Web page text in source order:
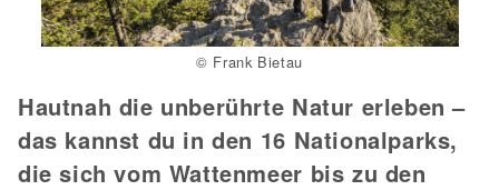
© Frank Bietau
Hautnah die unberührte Natur erleben –
das kannst du in den 16 Nationalparks,
die sich vom Wattenmeer bis zu den